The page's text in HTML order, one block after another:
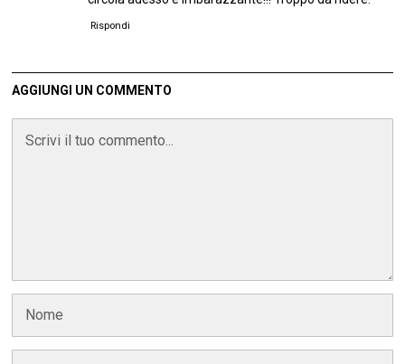
Rispondi
AGGIUNGI UN COMMENTO